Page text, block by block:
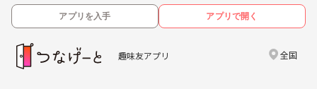
アプリを入手 アプリで開く
趣味友アプリ 全国